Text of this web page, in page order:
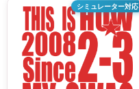
シミュレーター対応